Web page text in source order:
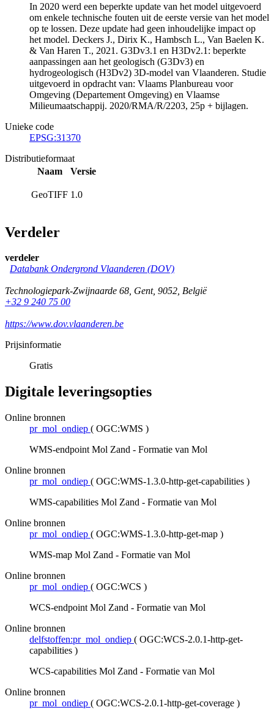
In 2020 werd een beperkte update van het model uitgevoerd
om enkele technische fouten uit de eerste versie van het model
op te lossen. Deze update had geen inhoudelijke impact op
het model. Deckers J., Dirix K., Hambsch L., Van Baelen K.
& Van Haren T., 2021. G3Dv3.1 en H3Dv2.1: beperkte
aanpassingen aan het geologisch (G3Dv3) en
hydrogeologisch (H3Dv2) 3D-model van Vlaanderen. Studie
uitgevoerd in opdracht van: Vlaams Planbureau voor
Omgeving (Departement Omgeving) en Vlaamse
Milieumaatschappij. 2020/RMA/R/2203, 25p + bijlagen.
Unieke code
EPSG:31370
Distributieformaat
Naam
Versie
GeoTIFF 1.0
Verdeler
verdeler
Databank Ondergrond Vlaanderen (DOV)
Technologiepark-Zwijnaarde 68, Gent, 9052, België
+32 9 240 75 00
https://www.dov.vlaanderen.be
Prijsinformatie
Gratis
Digitale leveringsopties
Online bronnen
pr_mol_ondiep ( OGC:WMS )
WMS-endpoint Mol Zand - Formatie van Mol
Online bronnen
pr_mol_ondiep ( OGC:WMS-1.3.0-http-get-capabilities )
WMS-capabilities Mol Zand - Formatie van Mol
Online bronnen
pr_mol_ondiep ( OGC:WMS-1.3.0-http-get-map )
WMS-map Mol Zand - Formatie van Mol
Online bronnen
pr_mol_ondiep ( OGC:WCS )
WCS-endpoint Mol Zand - Formatie van Mol
Online bronnen
delfstoffen:pr_mol_ondiep ( OGC:WCS-2.0.1-http-get-
capabilities )
WCS-capabilities Mol Zand - Formatie van Mol
Online bronnen
pr_mol_ondiep ( OGC:WCS-2.0.1-http-get-coverage )